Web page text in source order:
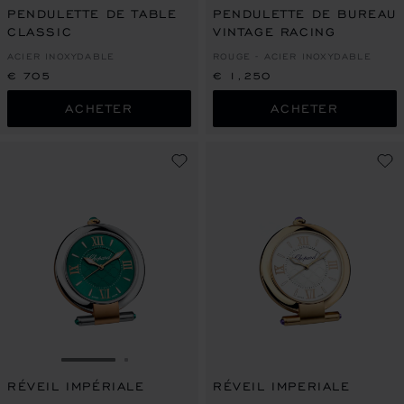
PENDULETTE DE TABLE
CLASSIC
ACIER INOXYDABLE
€ 705
ACHETER
PENDULETTE DE BUREAU
VINTAGE RACING
ROUGE - ACIER INOXYDABLE
€ 1,250
ACHETER
ALLER À LA DIAPOSITIVE 1
RÉVEIL IMPÉRIALE
RÉVEIL IMPERIALE